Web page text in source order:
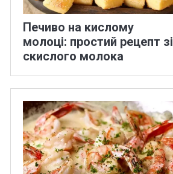
Печиво на кислому
молоці: простий рецепт зі
скислого молока